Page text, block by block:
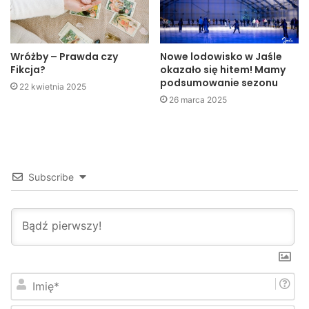
jest pochowana we Lwowie. Wszystko dobrze się rozwija i
mam nadzieję, że uda się nam się to wszystko połączyć.
Tegoroczny festiwal zapowiada się bardzo interesująco.
Każdy z koncertów będzie inny. Znani artyści gwarantują
Wróżby – Prawda czy
Fikcja?
22 kwietnia 2025
Nowe lodowisko w Jaśle
okazało się hitem! Mamy
podsumowanie sezonu
26 marca 2025
Subscribe
i